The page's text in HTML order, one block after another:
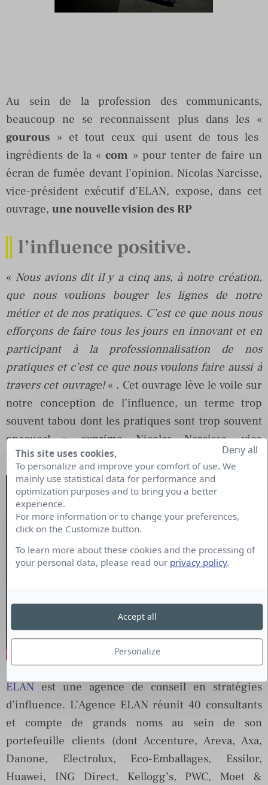
Au sein de la profession des communicants,
beaucoup ne se reconnaissent plus dans les «
gourous » et tout ceux qui usent de tous les
ingrédients de la «com » pour tenter de faire un
écran de fumée devant l’opinion. Nicolas Narcisse,
vice-président exécutif d’ELAN, expose, dans cet
ouvrage, une nouvelle vision des RP
l’influence positive.
« Nous avions dit il y a cinq ans, à notre création,
que nous voulions bouger les lignes de notre
métier et de nos pratiques. C’est ce que nous nous
efforçons de faire tous les jours en innovant et en
participant à la professionnalisation de nos
pratiques et c’est ce que nous voulons faire aussi à
travers cet ouvrage!« . Cet ouvrage lève le voile sur
notre conception de l’influence, un terme trop
souvent tabou dont les pratiques sont trop souvent
opaques! » exprime Nicolas Narcisse, vice
président exécutif d’ELAN.
ELAN est une agence de conseil en stratégies
d’influence. L’Agence ELAN réunit 40 consultants
et compte de grands noms au sein de son
portefeuille clients (dont Accenture, Areva, Axa,
Danone, Electrolux, Eco-Emballages, Essilor,
Huawei, ING Direct, Kellogg’s, PWC, Moet &
This site uses cookies,
To personalize and improve your comfort of use. We
mainly use statistical data for performance and
optimization purposes and to bring you a better
experience.
For more information or to change your preferences,
click on the Customize button.
To learn more about these cookies and the processing of
your personal data, please read our privacy policy.
Personalize
Deny all
Accept all